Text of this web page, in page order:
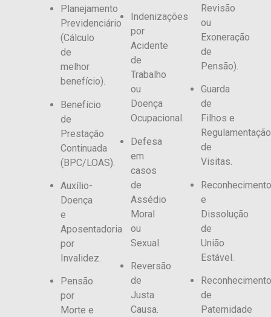
Planejamento
Previdenciário
(Cálculo
de
melhor
benefício).
Benefício
de
Prestação
Continuada
(BPC/LOAS).
Auxílio-
Doença
e
Aposentadoria
por
Invalidez.
Pensão
por
Morte e
Indenizações
por
Acidente
de
Trabalho
ou
Doença
Ocupacional.
Defesa
em
casos
de
Assédio
Moral
ou
Sexual.
Reversão
de
Justa
Causa.
Revisão
ou
Exoneração
de
Pensão).
Guarda
de
Filhos e
Regulamentação
de
Visitas.
Reconhecimento
e
Dissolução
de
União
Estável.
Reconhecimento
de
Paternidade